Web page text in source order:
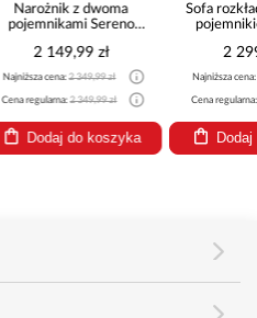
Narożnik z dwoma
pojemnikami Sereno
2 149,99 zł
Najniższa cena:2 349,99 zł
Cena regularna:2 349,99 zł
Dodaj do koszyka
Sofa
2
Najniższa
Cena